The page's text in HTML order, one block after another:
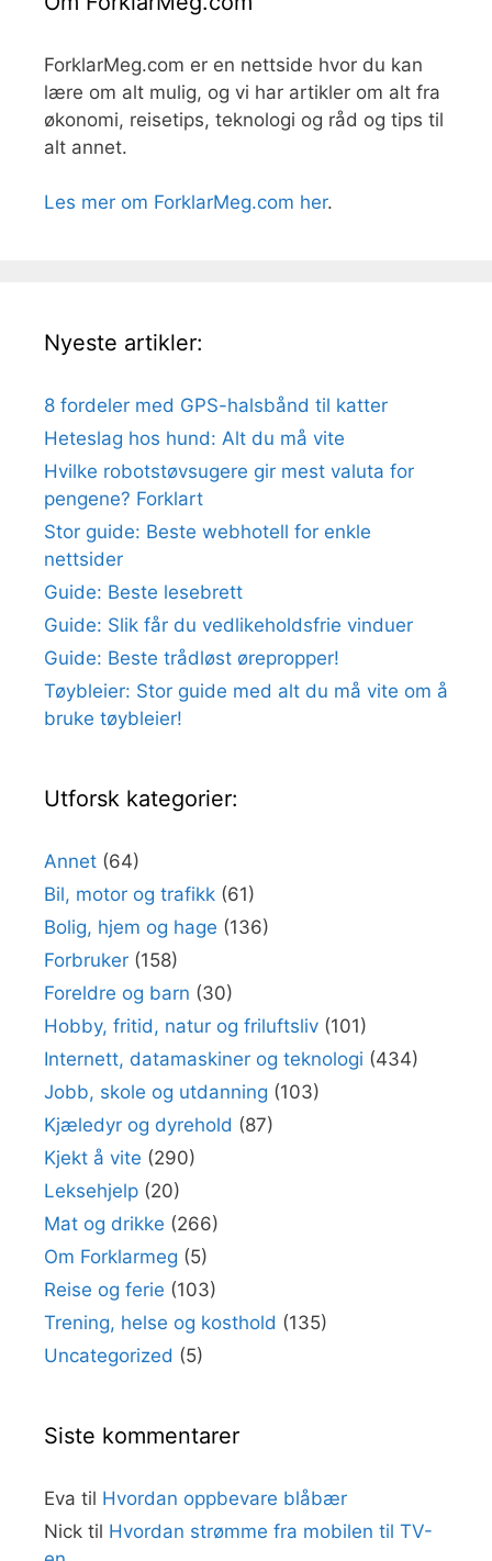
ForklarMeg.com er en nettside hvor du kan
lære om alt mulig, og vi har artikler om alt fra
økonomi, reisetips, teknologi og råd og tips til
alt annet.
Les mer om ForklarMeg.com her.
Nyeste artikler:
8 fordeler med GPS-halsbånd til katter
Heteslag hos hund: Alt du må vite
Hvilke robotstøvsugere gir mest valuta for
pengene? Forklart
Stor guide: Beste webhotell for enkle
nettsider
Guide: Beste lesebrett
Guide: Slik får du vedlikeholdsfrie vinduer
Guide: Beste trådløst ørepropper!
Tøybleier: Stor guide med alt du må vite om å
bruke tøybleier!
Utforsk kategorier:
Annet (64)
Bil, motor og trafikk (61)
Bolig, hjem og hage (136)
Forbruker (158)
Foreldre og barn (30)
Hobby, fritid, natur og friluftsliv (101)
Internett, datamaskiner og teknologi (434)
Jobb, skole og utdanning (103)
Kjæledyr og dyrehold (87)
Kjekt å vite (290)
Leksehjelp (20)
Mat og drikke (266)
Om Forklarmeg (5)
Reise og ferie (103)
Trening, helse og kosthold (135)
Uncategorized (5)
Siste kommentarer
Eva til Hvordan oppbevare blåbær
Nick til Hvordan strømme fra mobilen til TV-